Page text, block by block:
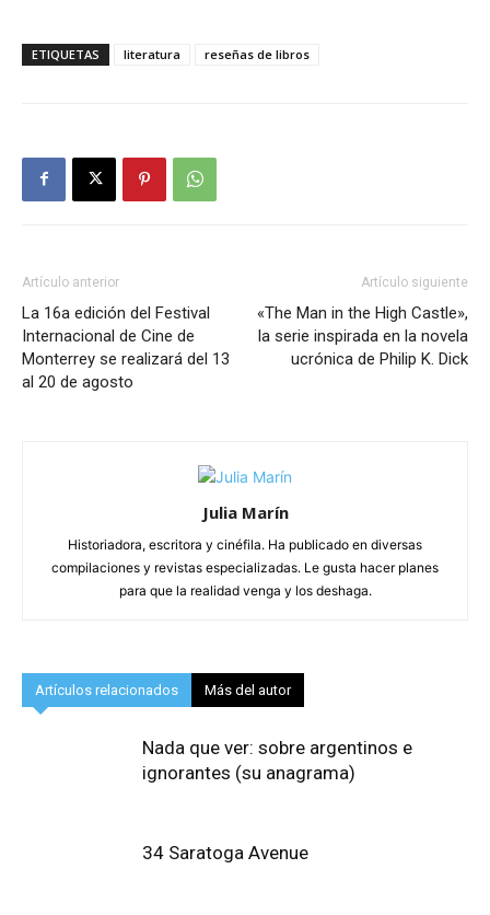
ETIQUETAS literatura reseñas de libros
Artículo anterior
La 16a edición del Festival
Internacional de Cine de
Monterrey se realizará del 13
al 20 de agosto
Artículo siguiente
«The Man in the High Castle»,
la serie inspirada en la novela
ucrónica de Philip K. Dick
Julia Marín
Historiadora, escritora y cinéfila. Ha publicado en diversas
compilaciones y revistas especializadas. Le gusta hacer planes
para que la realidad venga y los deshaga.
Artículos relacionados Más del autor
Nada que ver: sobre argentinos e
ignorantes (su anagrama)
34 Saratoga Avenue